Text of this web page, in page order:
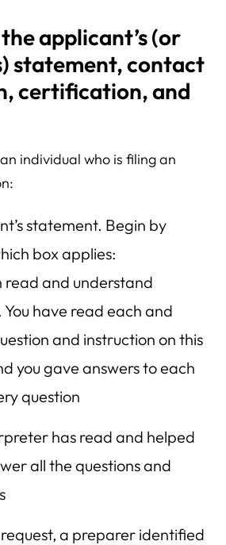
applicant’s (or
statement, contact
certification, and
individual who is filing an
statement. Begin by
box applies:
read and understand
You have read each and
and instruction on this
you gave answers to each
question
has read and helped
all the questions and
a preparer identified